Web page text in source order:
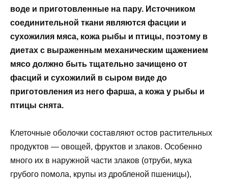
воде и приготовленные на пару. Источником
соединительной ткани являются фасции и
сухожилия мяса, кожа рыбы и птицы, поэтому в
диетах с выраженным механическим щажением
мясо должно быть тщательно зачищено от
фасций и сухожилий в сыром виде до
приготовления из него фарша, а кожа у рыбы и
птицы снята.
Клеточные оболочки составляют остов растительных
продуктов — овощей, фруктов и злаков. Особенно
много их в наружной части злаков (отруби, мука
грубого помола, крупы из дробленой пшеницы),